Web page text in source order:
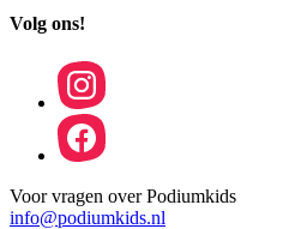
Volg ons!
Voor vragen over Podiumkids
info@podiumkids.nl